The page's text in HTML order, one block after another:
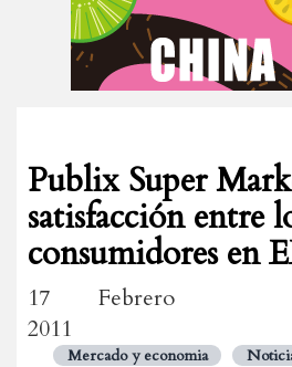
Publix Super
satisfacción entre
consumidores en
17 Febrero
2011
Mercado y economia